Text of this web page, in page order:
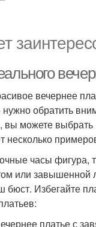
вечернее
обратить
можете выбрать
несколько
часы фигура,
или завышенной
бюст. Избегайте
платье с